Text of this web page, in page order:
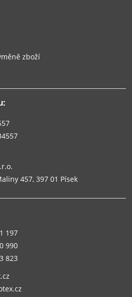
zboží
457, 397 01 Písek
197
990
823